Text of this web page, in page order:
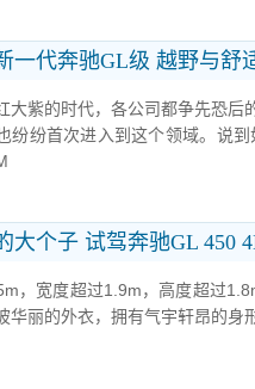
一代奔驰GL级 越野与舒
大紫的时代，各公司都争先恐
纷纷首次进入到这个领域。说
大个子 试驾奔驰GL 450
，宽度超过1.9m，高度超过
华丽的外衣，拥有气宇轩昂的身